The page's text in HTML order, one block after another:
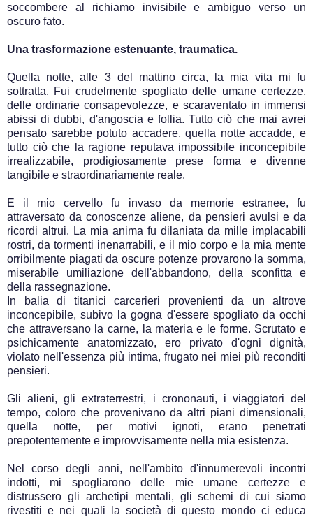
soccombere al richiamo invisibile e ambiguo verso un
oscuro fato.
Una trasformazione estenuante, traumatica.
Quella notte, alle 3 del mattino circa, la mia vita mi fu
sottratta. Fui crudelmente spogliato delle umane certezze,
delle ordinarie consapevolezze, e scaraventato in immensi
abissi di dubbi, d'angoscia e follia. Tutto ciò che mai avrei
pensato sarebbe potuto accadere, quella notte accadde, e
tutto ciò che la ragione reputava impossibile inconcepibile
irrealizzabile, prodigiosamente prese forma e divenne
tangibile e straordinariamente reale.
E il mio cervello fu invaso da memorie estranee, fu
attraversato da conoscenze aliene, da pensieri avulsi e da
ricordi altrui. La mia anima fu dilaniata da mille implacabili
rostri, da tormenti inenarrabili, e il mio corpo e la mia mente
orribilmente piagati da oscure potenze provarono la somma,
miserabile umiliazione dell'abbandono, della sconfitta e
della rassegnazione.
In balia di titanici carcerieri provenienti da un altrove
inconcepibile, subivo la gogna d'essere spogliato da occhi
che attraversano la carne, la materia e le forme. Scrutato e
psichicamente anatomizzato, ero privato d'ogni dignità,
violato nell'essenza più intima, frugato nei miei più reconditi
pensieri.
Gli alieni, gli extraterrestri, i crononauti, i viaggiatori del
tempo, coloro che provenivano da altri piani dimensionali,
quella notte, per motivi ignoti, erano penetrati
prepotentemente e improvvisamente nella mia esistenza.
Nel corso degli anni, nell'ambito d'innumerevoli incontri
indotti, mi spogliarono delle mie umane certezze e
distrussero gli archetipi mentali, gli schemi di cui siamo
rivestiti e nei quali la società di questo mondo ci educa